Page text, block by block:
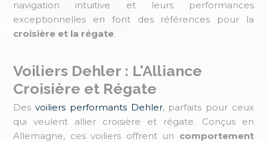
navigation intuitive et leurs performances
exceptionnelles en font des références pour la
croisière et la régate.
Voiliers Dehler : L'Alliance
Croisière et Régate
Desvoiliers performants Dehler, parfaits pour ceux
qui veulent allier croisière et régate. Conçus en
Allemagne, ces voiliers offrent un comportement